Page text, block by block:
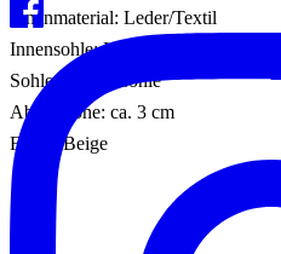
Innenmaterial: Leder/Textil
Innensohle: Leder
Sohle: Gummisohle
Absatzhöhe: ca. 3 cm
Farbe: Beige